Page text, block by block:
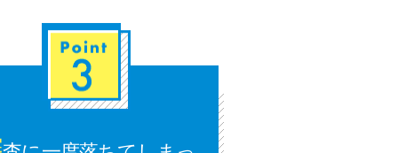
家賃払えないが強制退去は避けたい…市役所に
相談より賢い方法2選
街金とは？絶対審査通る？借金に悩む人へ街金
をおすすめしない理由